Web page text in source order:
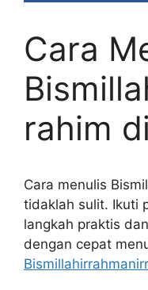
Cara
rahim
Cara menulis
tidaklah sulit. Ikuti
langkah praktis
dengan cepat